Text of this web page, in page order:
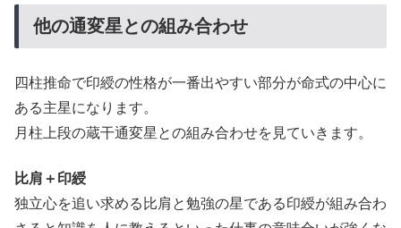
他の通変星との組み合わせ
四柱推命で印綬の性格が一番出やすい部分が命式の中心に
ある主星になります。
月柱上段の蔵干通変星との組み合わせを見ていきます。
比肩＋印綬
独立心を追い求める比肩と勉強の星である印綬が組み合わ